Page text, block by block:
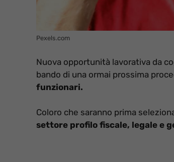
Pexels.com
Nuova opportunità lavorativa da
bando di una ormai prossima
funzionari.
Coloro che saranno prima
settore profilo fiscale, legale e